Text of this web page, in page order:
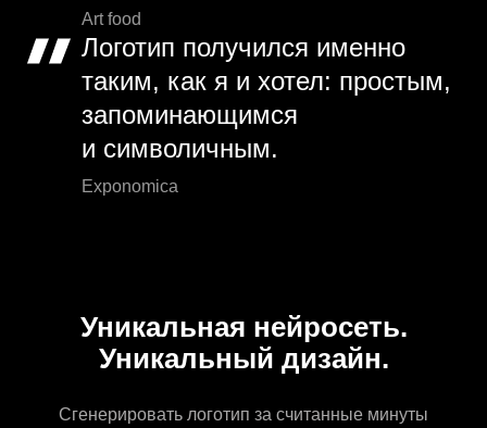
Art food
Логотип получился именно
таким, как я и хотел: простым,
запоминающимся
и символичным.
Exponomica
Уникальная нейросеть.
Уникальный дизайн.
Сгенерировать логотип за считанные минуты